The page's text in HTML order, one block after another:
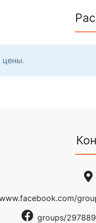
цены.
groups/